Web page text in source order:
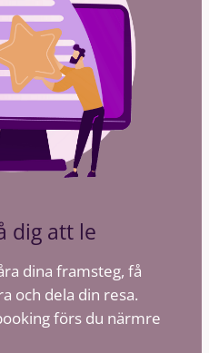
dig att le
dina framsteg, få
och dela din resa.
förs du närmre